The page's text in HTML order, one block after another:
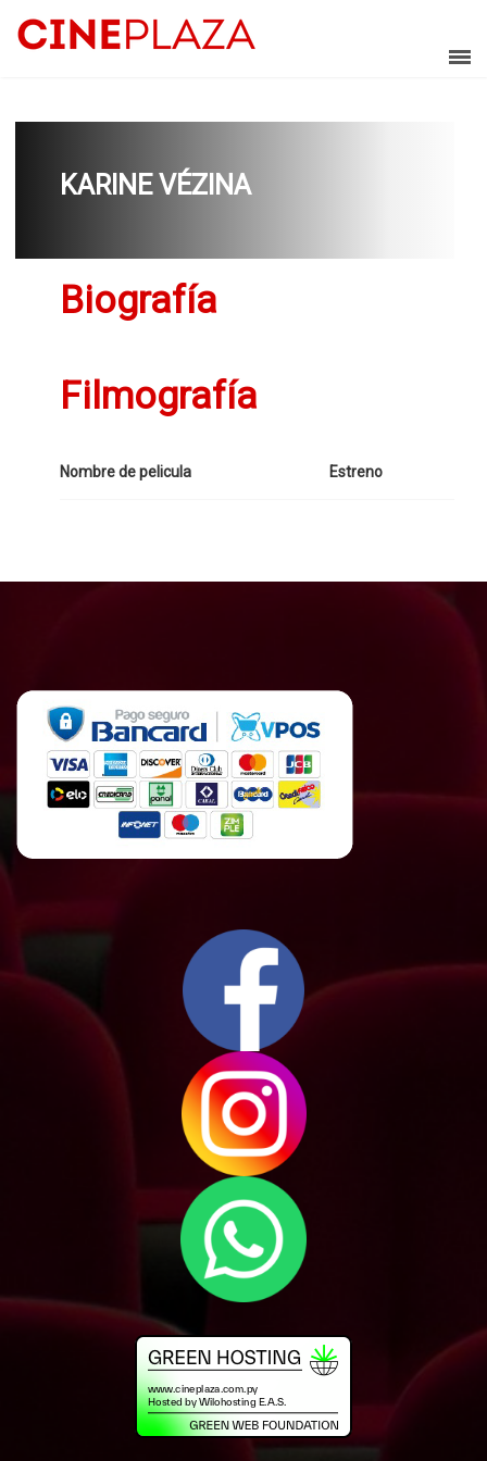
KARINE VÉZINA
Biografía
Filmografía
Nombre de pelicula Estreno